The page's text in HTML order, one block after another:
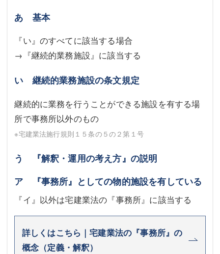
あ 基本
『い』のすべてに該当する場合
→『継続的業務施設』に該当する
い 継続的業務施設の条文規定
継続的に業務を行うことができる施設を有する場
所で事務所以外のもの
※宅建業法施行規則１５条の５の２第１号
う 『解釈・運用の考え方』の説明
ア 『事務所』としての物的施設を有している
『イ』以外は宅建業法の『事務所』に該当する
詳しくはこちら｜宅建業法の『事務所』の
概念（定義・解釈）